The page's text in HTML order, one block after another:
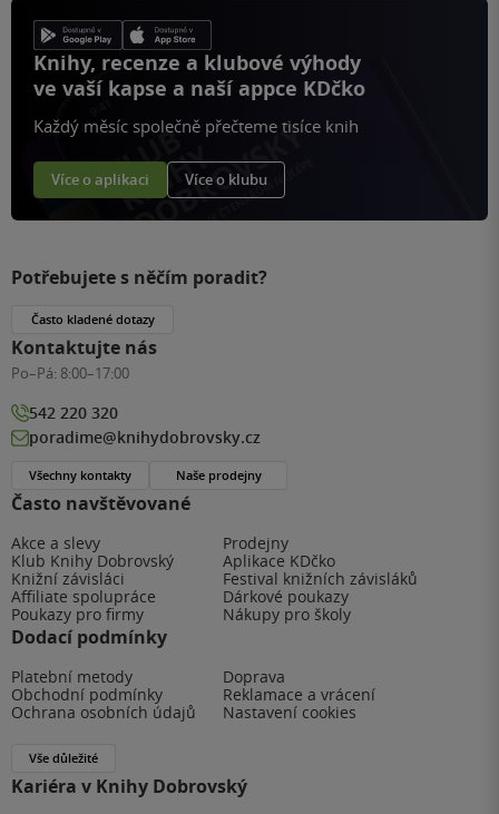
Knihy, recenze a klubové výhody
ve vaší kapse a naší appce KDčko
Každý měsíc společně přečteme tisíce knih
Více o aplikaci Více o klubu
Často navštěvované
Akce a slevy
Prodejny
Klub Knihy Dobrovský
Aplikace KDčko
Knižní závisláci
Festival knižních závisláků
Affiliate spolupráce
Dárkové poukazy
Poukazy pro firmy
Nákupy pro školy
Dodací podmínky
Platební metody
Doprava
Obchodní podmínky
Reklamace a vrácení
Ochrana osobních údajů
Nastavení cookies
Vše důležité
Kariéra v Knihy Dobrovský
Potřebujete s něčím poradit?
Často kladené dotazy
Kontaktujte nás
Po–Pá: 8:00–17:00
542 220 320
poradime@knihydobrovsky.cz
Všechny kontakty Naše prodejny